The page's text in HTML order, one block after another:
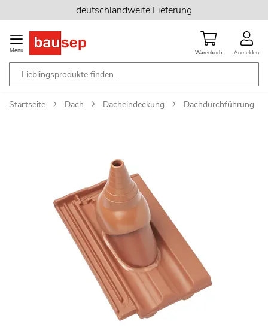
Inhalt
springen
deutschlandweite Lieferung
Menu Warenkorb Anmelden
Startseite Dach Dacheindeckung Dachdurchführung